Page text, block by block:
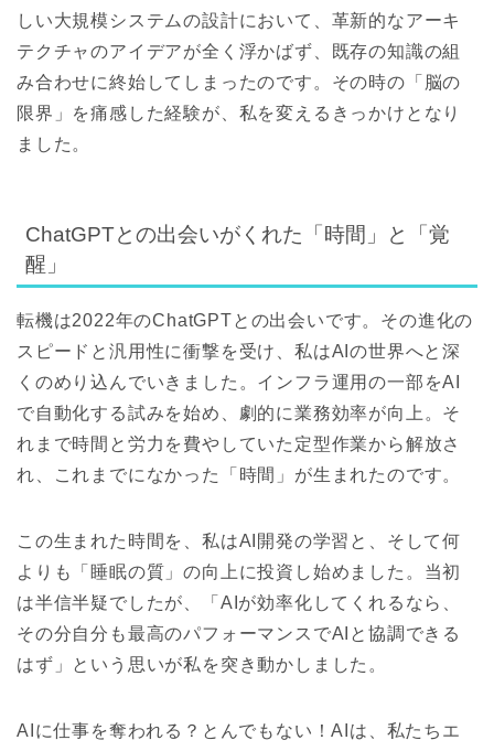
しい大規模システムの設計において、革新的なアーキ
テクチャのアイデアが全く浮かばず、既存の知識の組
み合わせに終始してしまったのです。その時の「脳の
限界」を痛感した経験が、私を変えるきっかけとなり
ました。
ChatGPTとの出会いがくれた「時間」と「覚
醒」
転機は2022年のChatGPTとの出会いです。その進化の
スピードと汎用性に衝撃を受け、私はAIの世界へと深
くのめり込んでいきました。インフラ運用の一部をAI
で自動化する試みを始め、劇的に業務効率が向上。そ
れまで時間と労力を費やしていた定型作業から解放さ
れ、
これまでになかった「時間」が生まれたのです。
この生まれた時間を、私はAI開発の学習と、そして何
よりも「睡眠の質」の向上に投資し始めました。当初
は半信半疑でしたが、「AIが効率化してくれるなら、
その分自分も最高のパフォーマンスでAIと協調できる
はず」という思いが私を突き動かしました。
AIに仕事を奪われる？とんでもない！AIは、私たちエ